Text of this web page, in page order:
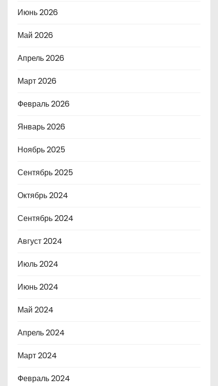
Июнь 2026
Май 2026
Апрель 2026
Март 2026
Февраль 2026
Январь 2026
Ноябрь 2025
Сентябрь 2025
Октябрь 2024
Сентябрь 2024
Август 2024
Июль 2024
Июнь 2024
Май 2024
Апрель 2024
Март 2024
Февраль 2024